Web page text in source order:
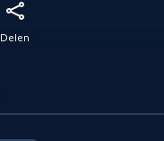
Delen